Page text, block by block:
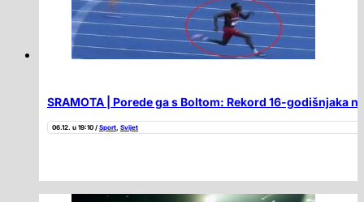
SRAMOTA | Porede ga s Boltom: Rekord 16-godišnjaka
06.12. u 19:10 / Sport, Svijet